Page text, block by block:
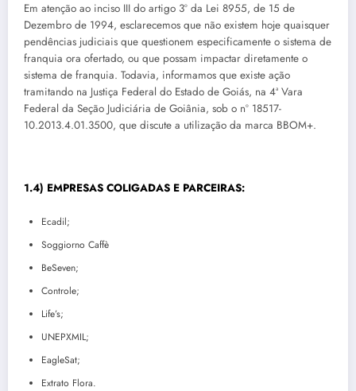
Em atenção ao inciso III do artigo 3º da Lei 8955, de 15 de
Dezembro de 1994, esclarecemos que não existem hoje quaisquer
pendências judiciais que questionem especificamente o sistema de
franquia ora ofertado, ou que possam impactar diretamente o
sistema de franquia. Todavia, informamos que existe ação
tramitando na Justiça Federal do Estado de Goiás, na 4ª Vara
Federal da Seção Judiciária de Goiânia, sob o nº 18517-
10.2013.4.01.3500, que discute a utilização da marca BBOM+.
1.4) EMPRESAS COLIGADAS E PARCEIRAS:
Ecadil;
Soggiorno Caffè
BeSeven;
Controle;
Life’s;
UNEPXMIL;
EagleSat;
Extrato Flora.